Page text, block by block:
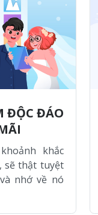
ĐỘC ĐÁO
khắc
sẽ thật tuyệt
nhớ về nó